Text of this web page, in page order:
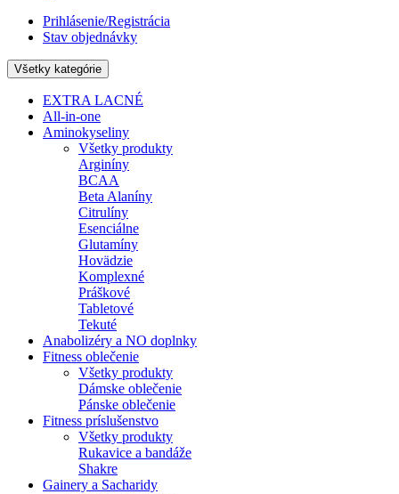
Prihlásenie/Registrácia
Stav objednávky
Všetky kategórie
EXTRA LACNÉ
All-in-one
Aminokyseliny
Všetky produkty
Arginíny
BCAA
Beta Alaníny
Citrulíny
Esenciálne
Glutamíny
Hovädzie
Komplexné
Práškové
Tabletové
Tekuté
Anabolizéry a NO doplnky
Fitness oblečenie
Všetky produkty
Dámske oblečenie
Pánske oblečenie
Fitness príslušenstvo
Všetky produkty
Rukavice a bandáže
Shakre
Gainery a Sacharidy